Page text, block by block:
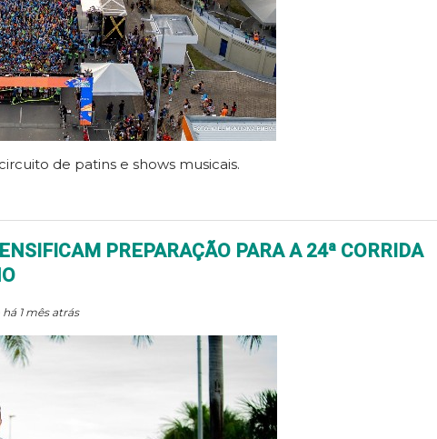
de patins e shows musicais.
PREPARAÇÃO PARA A 24ª CORRIDA
1 mês atrás